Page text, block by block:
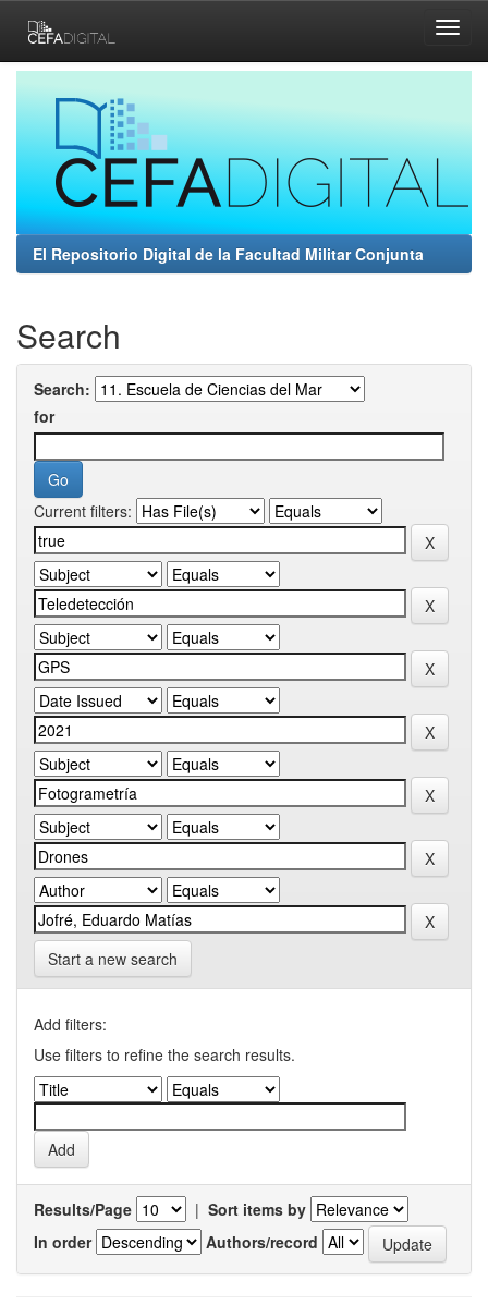
navigation
El Repositorio Digital de la Facultad Militar Conjunta
Search
Search:
for
Current filters:
Start a new search
Add filters:
Use filters to refine the search results.
Results/Page | Sort items by
In order
Authors/record